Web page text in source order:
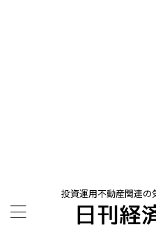
投資運用不動産関連の